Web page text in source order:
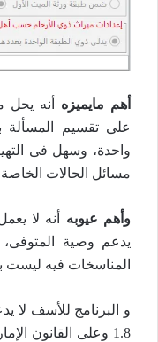
أهم مايميزه أنه يحل
على تقسيم المسألة
واحدة، وسهل فى
مسائل الحالات الخاصة
وأهم عيوبه أنه لا
يدعم وصية المتوفى،
المناسخات فيه ليست
و البرنامج للأسف لا
1.8 وعلى القانون